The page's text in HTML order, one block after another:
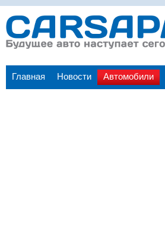
Главная Новости Автомобили